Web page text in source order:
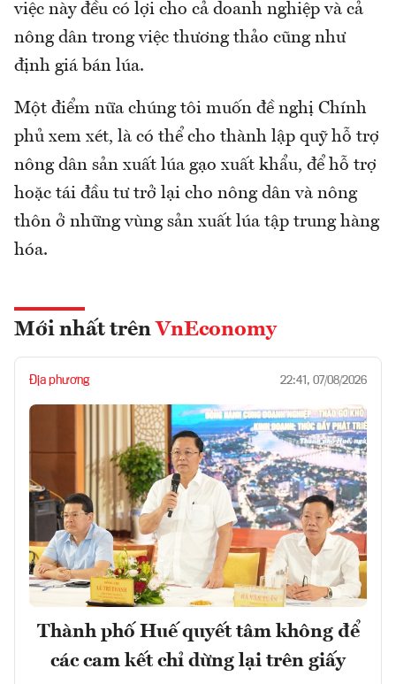
việc này đều có lợi cho cả doanh nghiệp và cả
nông dân trong việc thương thảo cũng như
định giá bán lúa.
Một điểm nữa chúng tôi muốn đề nghị Chính
phủ xem xét, là có thể cho thành lập quỹ hỗ trợ
nông dân sản xuất lúa gạo xuất khẩu, để hỗ trợ
hoặc tái đầu tư trở lại cho nông dân và nông
thôn ở những vùng sản xuất lúa tập trung hàng
hóa.
Mới nhất trên VnEconomy
Địa phương 22:41, 07/08/2026
Thành phố Huế quyết tâm không để
các cam kết chỉ dừng lại trên giấy